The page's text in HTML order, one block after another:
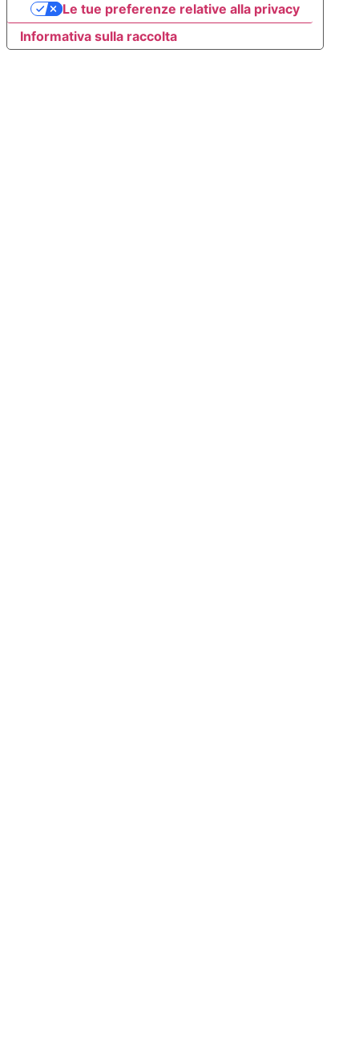
Informativa sulla raccolta
Le tue preferenze relative alla privacy